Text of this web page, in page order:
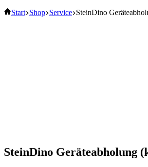
Start Shop Service SteinDino
SteinDino Geräteabholung